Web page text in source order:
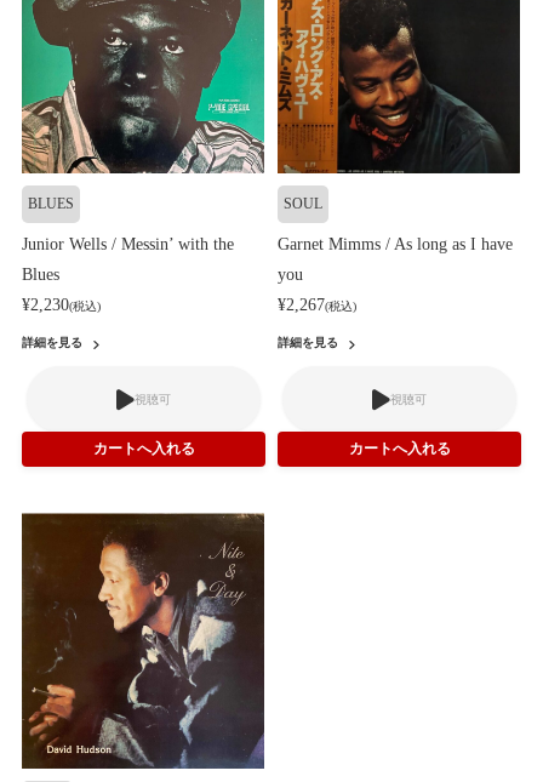
BLUES
Junior Wells / Messin’ with the
Blues
¥2,230(税込)
詳細を見る
視聴可
SOUL
Garnet Mimms / As long as I have
you
¥2,267(税込)
詳細を見る
視聴可